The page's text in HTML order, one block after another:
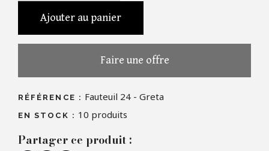
Ajouter au panier
Faire une offre
RÉFÉRENCE : Fauteuil 24 - Greta
EN STOCK : 10 produits
Partager ce produit :